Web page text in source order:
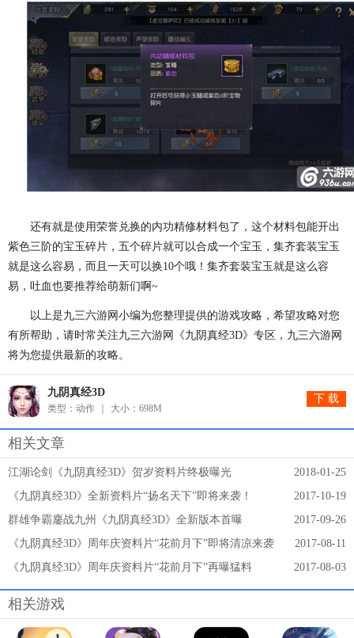
还有就是使用荣誉兑换的内功精修材料包了，这个材料包能开出
紫色三阶的宝玉碎片，五个碎片就可以合成一个宝玉，集齐套装宝玉
就是这么容易，而且一天可以换10个哦！集齐套装宝玉就是这么容
易，吐血也要推荐给萌新们啊~
以上是九三六游网小编为您整理提供的游戏攻略，希望攻略对您
有所帮助，请时常关注九三六游网《九阴真经3D》专区，九三六游网
将为您提供最新的攻略。
下 载
九阴真经3D
类型：动作 大小：698M
相关文章
2018-01-25
江湖论剑《九阴真经3D》贺岁资料片终极曝光
2017-10-19
《九阴真经3D》全新资料片“扬名天下”即将来袭！
2017-09-26
群雄争霸鏖战九州《九阴真经3D》全新版本首曝
2017-08-11
《九阴真经3D》周年庆资料片“花前月下”即将清凉来袭
2017-08-03
《九阴真经3D》周年庆资料片“花前月下”再曝猛料
相关游戏